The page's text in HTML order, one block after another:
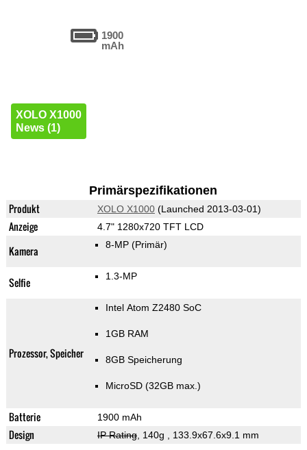
1900
mAh
XOLO X1000
News (1)
Primärspezifikationen
Produkt XOLO X1000(Launched 2013-03-01)
Anzeige 4.7" 1280x720 TFT LCD
Kamera 8-MP (Primär)
Selfie 1.3-MP
Prozessor, Speicher
Intel Atom Z2480 SoC
1GB RAM
8GB Speicherung
MicroSD (32GB max.)
Batterie 1900 mAh
Design IP Rating, 140g , 133.9x67.6x9.1 mm